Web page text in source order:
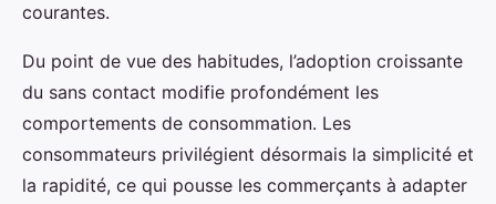
courantes.
Du point de vue des habitudes, l’adoption croissante
du sans contact modifie profondément les
comportements de consommation. Les
consommateurs privilégient désormais la simplicité et
la rapidité, ce qui pousse les commerçants à adapter